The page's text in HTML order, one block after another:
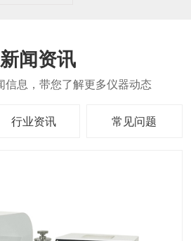
新闻资讯
行业资讯 常见问题